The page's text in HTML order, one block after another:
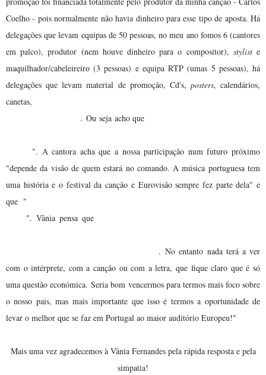
Coelho - pois normalmente não havia dinheiro para esse tipo de aposta. Há
delegações que levam equipas de 50 pessoas, no meu ano fomos 6 (cantores
em palco), produtor (nem houve dinheiro para o compositor), styliste
maquilhador/cabeleireiro (3 pessoas) e equipa RTP (umas 5 pessoas), há
delegações que levam material de promoção, Cd's, posters, calendários,
canetas,
. Ou seja acho que
". A cantora acha que a nossa participação num futuro próximo
"depende da visão de quem estará no comando. A música portuguesa tem
uma história e o festival da canção e Eurovisão sempre fez parte dela" e
que "
". Vânia pensa que
.No entanto nada terá a ver
com o intérprete, com a canção ou com a letra, que fique claro que é só
uma questão económica.Seria bom vencermos para termos mais foco sobre
o nosso pais, mas mais importante que isso é termos a oportunidade de
levar o melhor que se faz em Portugal ao maior auditório Europeu!"
Mais uma vez agradecemos à Vânia Fernandes pela rápida resposta e pela
simpatia!